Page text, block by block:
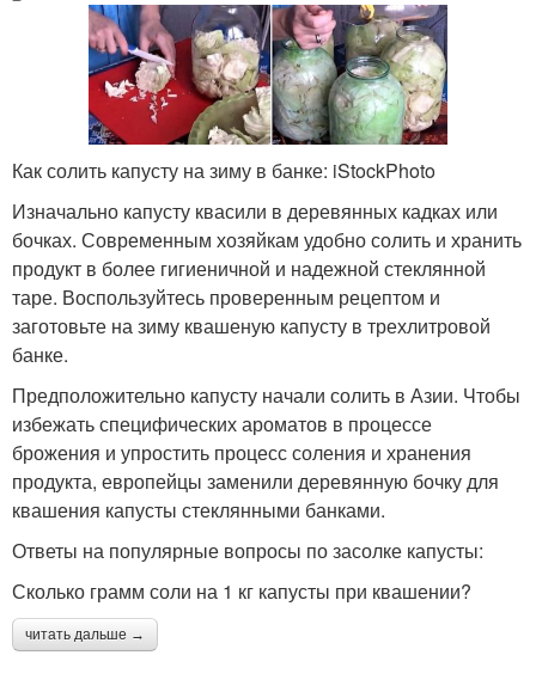
Как солить капусту на зиму в банке: iStockPhoto
Изначально капусту квасили в деревянных кадках или
бочках. Современным хозяйкам удобно солить и хранить
продукт в более гигиеничной и надежной стеклянной
таре. Воспользуйтесь проверенным рецептом и
заготовьте на зиму квашеную капусту в трехлитровой
банке.
Предположительно капусту начали солить в Азии. Чтобы
избежать специфических ароматов в процессе
брожения и упростить процесс соления и хранения
продукта, европейцы заменили деревянную бочку для
квашения капусты стеклянными банками.
Ответы на популярные вопросы по засолке капусты:
Сколько грамм соли на 1 кг капусты при квашении?
читать дальше →